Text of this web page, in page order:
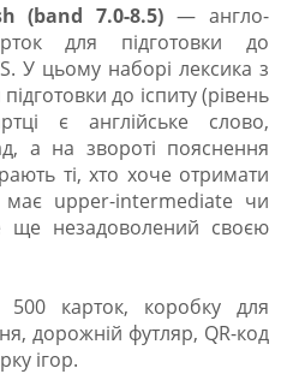
(band 7.0-8.5) — англо-
для підготовки до
У цьому наборі лексика з
до іспиту (рівень
є англійське слово,
а на звороті пояснення
ті, хто хоче отримати
має upper-intermediate чи
ще незадоволений своєю
500 карток, коробку для
дорожній футляр, QR-код
ігор.